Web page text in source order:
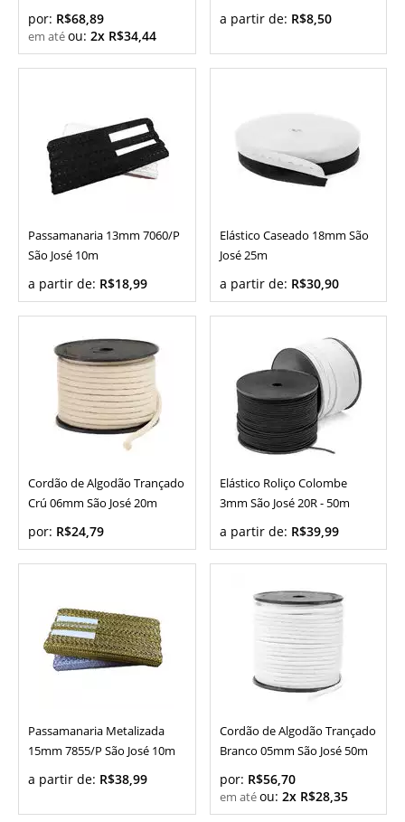
por: R$68,89
ou: 2x R$34,44
a partir de: R$8,50
Passamanaria 13mm 7060/P
São José 10m
a partir de: R$18,99
Elástico Caseado 18mm São
José 25m
a partir de: R$30,90
Cordão de Algodão Trançado
Crú 06mm São José 20m
por: R$24,79
Elástico Roliço Colombe
3mm São José 20R - 50m
a partir de: R$39,99
Passamanaria Metalizada
15mm 7855/P São José 10m
a partir de: R$38,99
Cordão de Algodão Trançado
Branco 05mm São José 50m
por: R$56,70
ou: 2x R$28,35